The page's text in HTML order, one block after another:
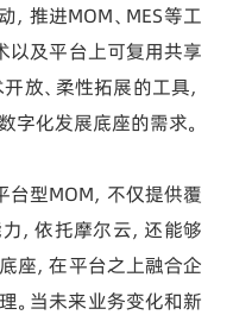
推进MOM、MES等工
以及平台上可复用共享
放、柔性拓展的工具，
字化发展底座的需求。
型MOM，不仅提供覆
，依托摩尔云，还能够
座，在平台之上融合企
。当未来业务变化和新